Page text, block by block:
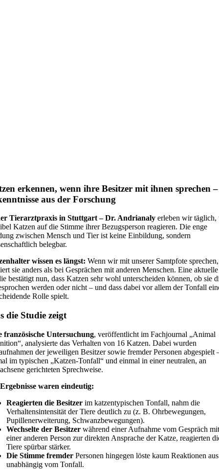
erkennen, wenn ihre Besitzer mit ihnen sprechen –
aus der Forschung
Tierarztpraxis in Stuttgart – Dr. Andrianaly erleben wir täglich,
Katzen auf die Stimme ihrer Bezugsperson reagieren. Die enge
zwischen Mensch und Tier ist keine Einbildung, sondern
belegbar.
wissen es längst: Wenn wir mit unserer Samtpfote sprechen,
sie anders als bei Gesprächen mit anderen Menschen. Eine aktuelle
bestätigt nun, dass Katzen sehr wohl unterscheiden können, ob sie
werden oder nicht – und dass dabei vor allem der Tonfall
Rolle spielt.
die Studie zeigt
französische Untersuchung, veröffentlicht im Fachjournal „Animal
analysierte das Verhalten von 16 Katzen. Dabei wurden
der jeweiligen Besitzer sowie fremder Personen abgespielt
im typischen „Katzen-Tonfall“ und einmal in einer neutralen, an
gerichteten Sprechweise.
waren eindeutig:
Reagierten die Besitzer im katzentypischen Tonfall, nahm die
Verhaltensintensität der Tiere deutlich zu (z. B. Ohrbewegungen,
Pupillenerweiterung, Schwanzbewegungen).
Wechselte der Besitzer während einer Aufnahme vom Gespräch mit
einer anderen Person zur direkten Ansprache der Katze, reagierten
Tiere spürbar stärker.
Die Stimme fremder Personen hingegen löste kaum Reaktionen
unabhängig vom Tonfall.